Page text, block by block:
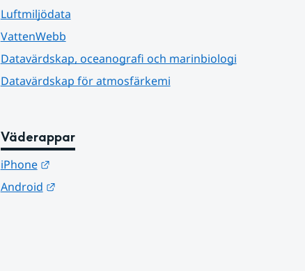
Luftmiljödata
VattenWebb
Datavärdskap, oceanografi och marinbiologi
Datavärdskap för atmosfärkemi
Väderappar
iPhone
Länk till annan webbplats.
Android
Länk till annan webbplats.